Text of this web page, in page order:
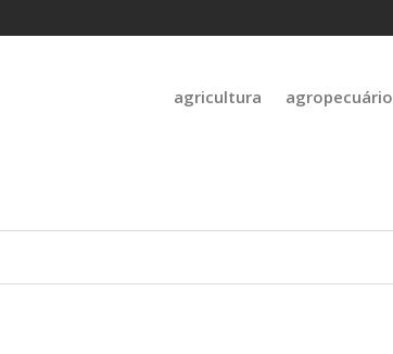
agricultura agropecuário